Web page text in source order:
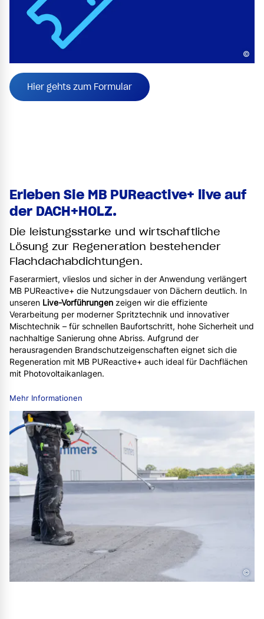
©
Hier gehts zum Formular
Erleben Sie MB PUReactive+ live auf
der DACH+HOLZ.
Die leistungsstarke und wirtschaftliche
Lösung zur Regeneration bestehender
Flachdachabdichtungen.
Faserarmiert, vlieslos und sicher in der Anwendung verlängert
MB PUReactive+ die Nutzungsdauer von Dächern deutlich. In
unseren Live-Vorführungen zeigen wir die effiziente
Verarbeitung per moderner Spritztechnik und innovativer
Mischtechnik – für schnellen Baufortschritt, hohe Sicherheit und
nachhaltige Sanierung ohne Abriss. Aufgrund der
herausragenden Brandschutzeigenschaften eignet sich die
Regeneration mit MB PUReactive+ auch ideal für Dachflächen
mit Photovoltaikanlagen.
Mehr Informationen
©